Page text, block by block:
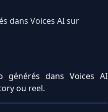
dans Voices AI sur
générés dans Voices AI
ou reel.